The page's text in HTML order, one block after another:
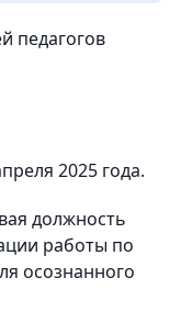
педагогов
2025 года.
должность
работы по
осознанного